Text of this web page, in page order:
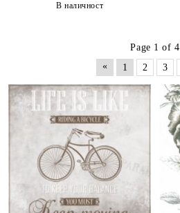
В наличност
Page 1 of 4
«
1 2 3